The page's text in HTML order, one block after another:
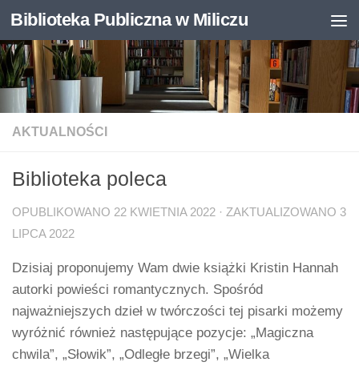
Otwórz pasek narzędzi
Skip to content
Biblioteka Publiczna w Miliczu
AKTUALNOŚCI
Biblioteka poleca
OPUBLIKOWANO 22 KWIETNIA 2022 · ZAKTUALIZOWANO 3
LIPCA 2022
Dzisiaj proponujemy Wam dwie książki Kristin Hannah
autorki powieści romantycznych. Spośród
najważniejszych dzieł w twórczości tej pisarki możemy
wyróżnić również następujące pozycje: „Magiczna
chwila”, „Słowik”, „Odległe brzegi”, „Wielka